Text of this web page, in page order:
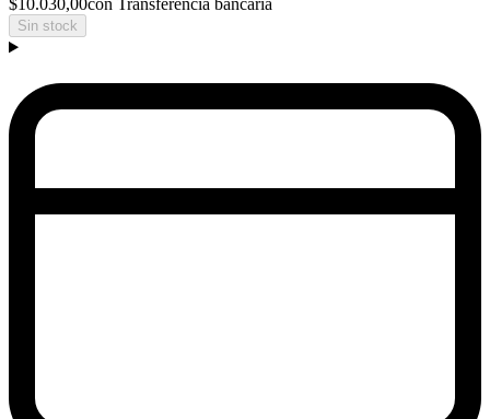
$10.030,00con Transferencia bancaria
Sin stock